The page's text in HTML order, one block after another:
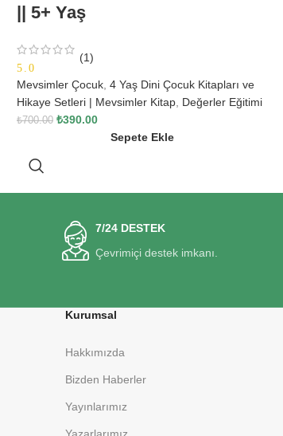
|| 5+ Yaş
5.0
(1)
Mevsimler Çocuk 4 Yaş Dini Çocuk Kitapları ve
Hikaye Setleri | Mevsimler Kitap Değerler Eğitimi
₺700.00 ₺390.00
Sepete Ekle
7/24 DESTEK
Çevrimiçi destek imkanı.
Kurumsal
Hakkımızda
Bizden Haberler
Yayınlarımız